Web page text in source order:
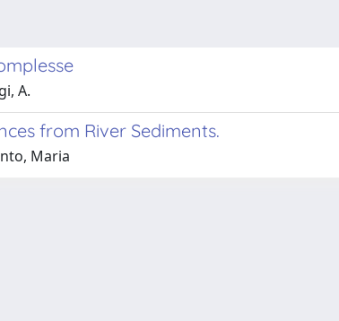
A.
from River Sediments.
Maria